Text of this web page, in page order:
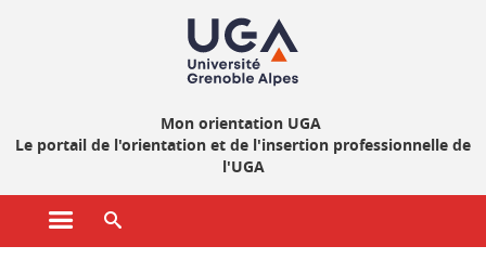
Mon orientation UGA
Le portail de l'orientation et de l'insertion professionnelle de
l'UGA
Ouvrir le menu principal